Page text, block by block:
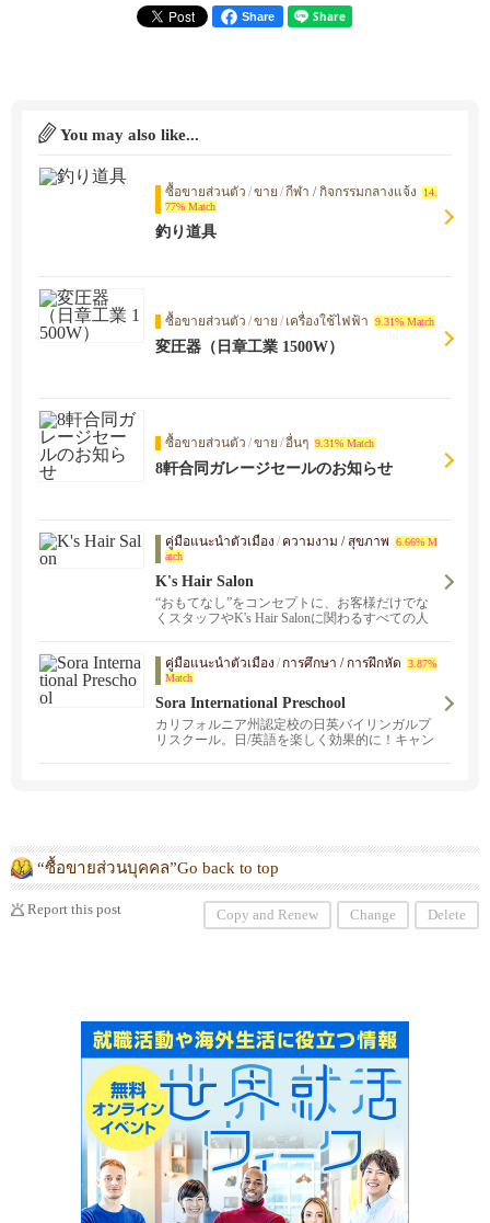
Share
You may also like...
ซื้อขายส่วนตัว /ขาย /กีฬา / กิจกรรมกลางแจ้ง
14.
77% Match
釣り道具
ซื้อขายส่วนตัว /ขาย / เครื่องใช้ไฟฟ้า 9.31% Match
変圧器（日章工業 1500W）
ซื้อขายส่วนตัว /ขาย /อื่นๆ 9.31% Match
8軒合同ガレージセールのお知らせ
คู่มือแนะนำตัวเมือง / ความงาม / สุขภาพ
6.66% M
atch
K's Hair Salon
“おもてなし”をコンセプトに、お客様だけでな
くスタッフやK's Hair Salonに関わるすべての人
คู่มือแนะนำตัวเมือง / การศึกษา / การฝึกหัด
3.87%
Match
Sora International Preschool
カリフォルニア州認定校の日英バイリンガルプ
リスクール。日/英語を楽しく効果的に！キャン
意識を大切にし、挨拶や食事などの生活習慣や
マナーを身につけることを指導します。そらプ
リスクールでは、子どもたちの好奇心を大切に
し、自ら学び、表現する力を養い、未来への可
能性を広げる姿勢を育みます。 また、国際的な
感性を磨き、多様な文化への理解を深めるため
“ซื้อขายส่วนบุคคล”Go back to top
Report this post Copy and Renew Change Delete